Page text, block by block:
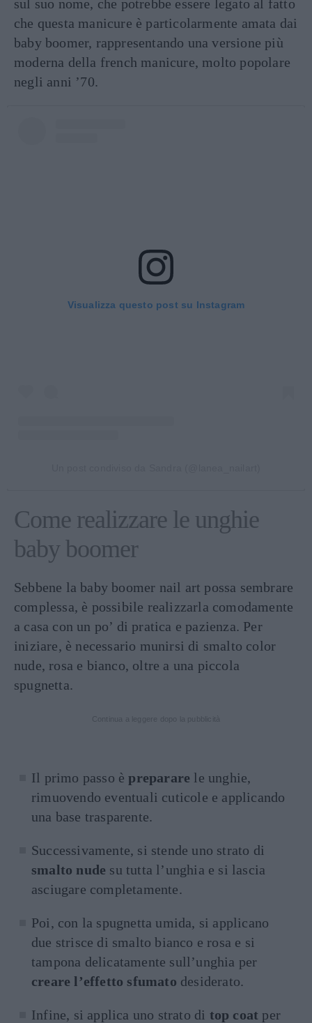
sul suo nome, che potrebbe essere legato al fatto
che questa manicure è particolarmente amata dai
baby boomer, rappresentando una versione più
moderna della french manicure, molto popolare
negli anni ’70.
Visualizza questo post su Instagram
Come realizzare le unghie
baby boomer
Sebbene la baby boomer nail art possa sembrare
complessa, è possibile realizzarla comodamente
a casa con un po’ di pratica e pazienza. Per
iniziare, è necessario munirsi di smalto color
nude, rosa e bianco, oltre a una piccola
spugnetta.
Il primo passo èpreparare le unghie,
rimuovendo eventuali cuticole e applicando
una base trasparente.
Successivamente, si stende uno strato di
smalto nude su tutta l’unghia e si lascia
asciugare completamente.
Poi, con la spugnetta umida, si applicano
due strisce di smalto bianco e rosa e si
tampona delicatamente sull’unghia per
creare l’effetto sfumato desiderato.
Infine, si applica uno strato di top coat per